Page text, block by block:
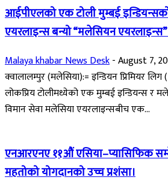
आईपीएलको एक टोली मुम्बई
एयरलाइन्स बन्यो “मलेसियन
Malaya khabar News Desk-August 7,
क्वालालम्पुर (मलेसिया):= इन्डियन प्रिमियर
लोकप्रिय टोलीमध्येको एक मुम्बई इन्डियन्स र
विमान सेवा मलेसिया एयरलाइन्सबीच एक...
एनआरएनए ११औं एसिया–प्यासिफिक
महतोको योगदानको उच्च प्रशंसा।